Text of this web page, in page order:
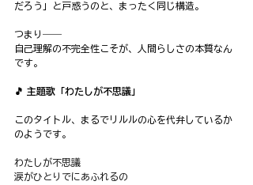
だろう」と戸惑うのと、まったく同じ構造。
つまり――
自己理解の不完全性こそが、人間らしさの本質なん
です。
🎵 主題歌「わたしが不思議」
このタイトル、まるでリルルの心を代弁しているか
のようです。
わたしが不思議
涙がひとりでにあふれるの